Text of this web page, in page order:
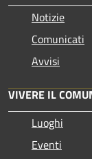
Notizie
Comunicati
Avvisi
VIVERE IL
Luoghi
Eventi